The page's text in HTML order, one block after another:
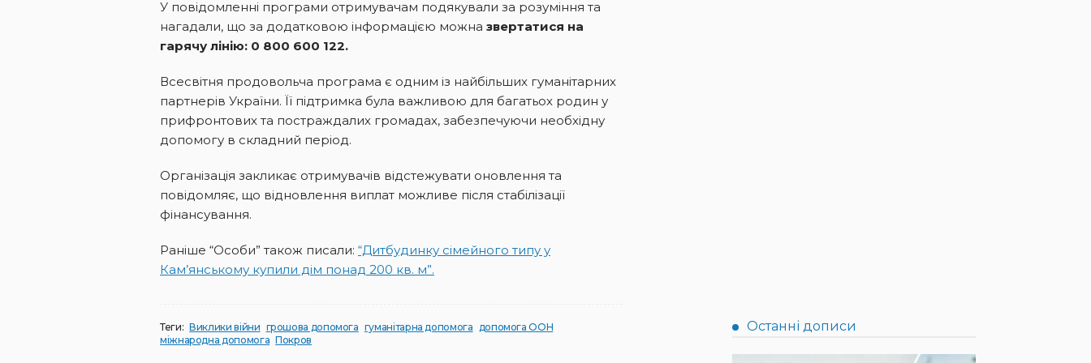
У повідомленні програми отримувачам подякували за розуміння та
нагадали, що за додатковою інформацією можна звертатися на
гарячу лінію: 0 800 600 122.
Всесвітня продовольча програма є одним із найбільших гуманітарних
партнерів України. Її підтримка була важливою для багатьох родин у
прифронтових та постраждалих громадах, забезпечуючи необхідну
допомогу в складний період.
Організація закликає отримувачів відстежувати оновлення та
повідомляє, що відновлення виплат можливе після стабілізації
фінансування.
Раніше “Особи” також писали: “Дитбудинку сімейного типу у
Кам’янському купили дім понад 200 кв. м”.
Теги: Виклики війни грошова допомога гуманітарна допомога допомога ООН
міжнародна допомога Покров
Останні дописи